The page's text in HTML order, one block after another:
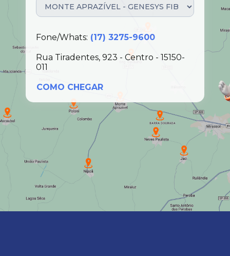
Fone/Whats: (17) 3275-9600
Rua Tiradentes, 923 - Centro - 15150-
011
COMO CHEGAR